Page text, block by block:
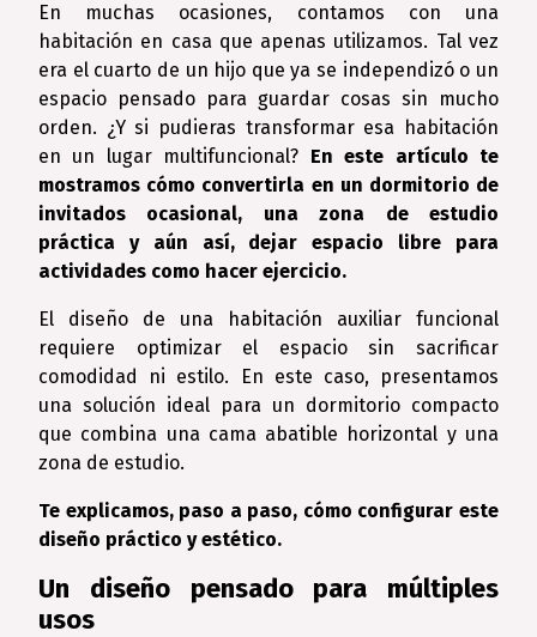
En muchas ocasiones, contamos con una
habitación en casa que apenas utilizamos. Tal vez
era el cuarto de un hijo que ya se independizó o un
espacio pensado para guardar cosas sin mucho
orden. ¿Y si pudieras transformar esa habitación
en un lugar multifuncional? En este artículo te
mostramos cómo convertirla en un dormitorio de
invitados ocasional, una zona de estudio
práctica y aún así, dejar espacio libre para
actividades como hacer ejercicio.
El diseño de una habitación auxiliar funcional
requiere optimizar el espacio sin sacrificar
comodidad ni estilo. En este caso, presentamos
una solución ideal para un dormitorio compacto
que combina una cama abatible horizontal y una
zona de estudio.
Te explicamos, paso a paso, cómo configurar este
diseño práctico y estético.
Un diseño pensado para múltiples
usos